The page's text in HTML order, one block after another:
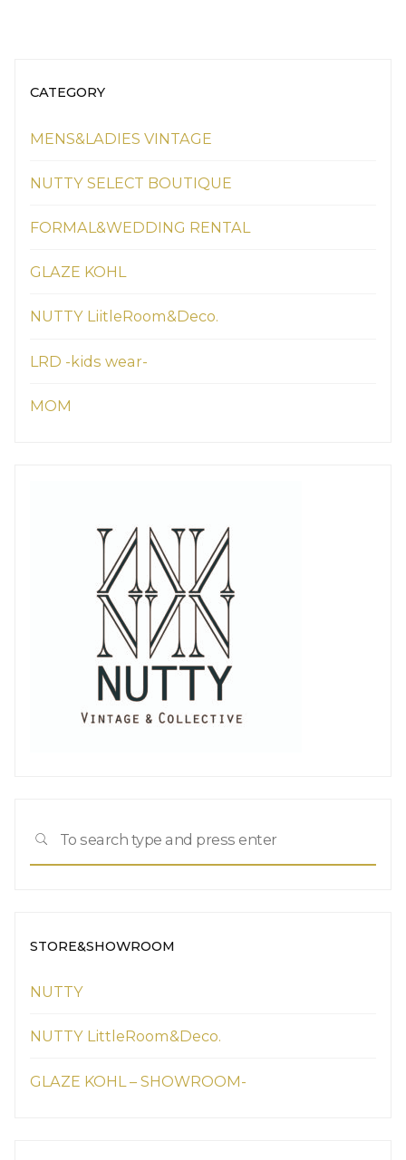
CATEGORY
MENS&LADIES VINTAGE
NUTTY SELECT BOUTIQUE
FORMAL&WEDDING RENTAL
GLAZE KOHL
NUTTY LiitleRoom&Deco.
LRD -kids wear-
MOM
SEARCH
STORE&SHOWROOM
NUTTY
NUTTY LittleRoom&Deco.
GLAZE KOHL – SHOWROOM-